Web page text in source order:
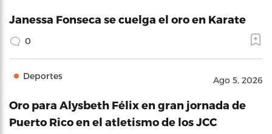
Janessa Fonseca se cuelga el oro en Karate
0
Deportes Ago 5, 2026
Oro para Alysbeth Félix en gran jornada de
Puerto Rico en el atletismo de los JCC